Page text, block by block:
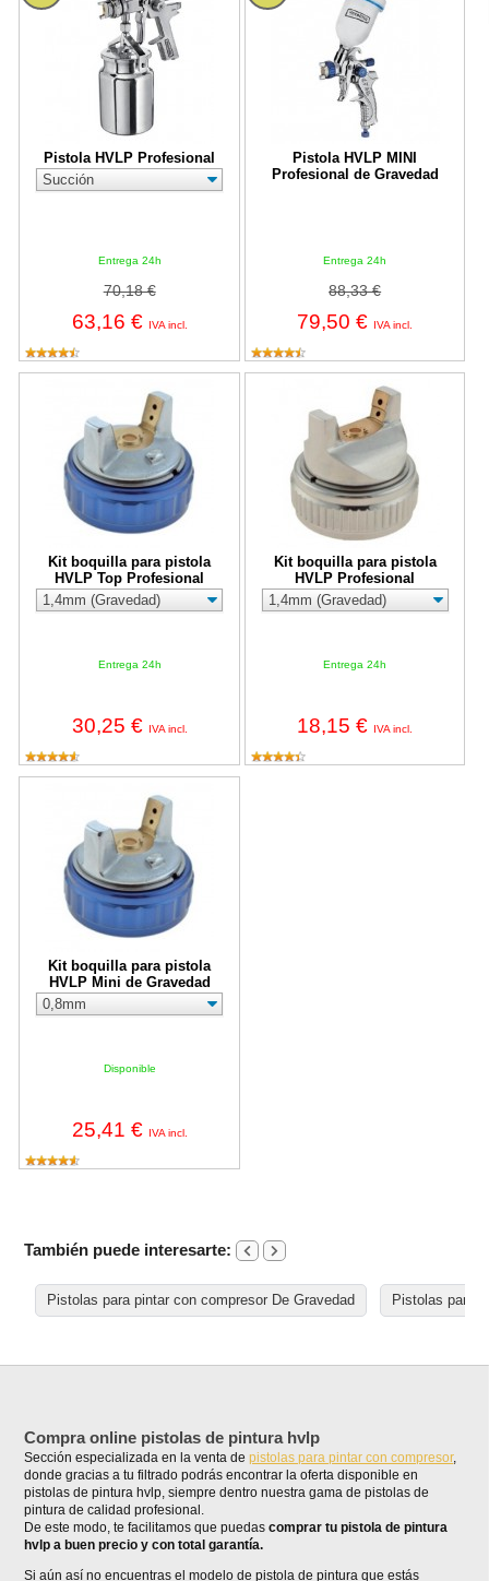
Pistola HVLP Profesional
Entrega 24h
70,18 €
63,16 € IVA incl.
Pistola HVLP MINI
Profesional de Gravedad
Entrega 24h
88,33 €
79,50 € IVA incl.
Kit boquilla para pistola
HVLP Top Profesional
Entrega 24h
30,25 € IVA incl.
Kit boquilla para pistola
HVLP Profesional
Entrega 24h
18,15 € IVA incl.
Kit boquilla para pistola HVLP
Kit boquilla para pistola
HVLP Mini de Gravedad
Disponible
25,41 € IVA incl.
También puede interesarte:
Pistolas para pintar con compresor De Gravedad Pistolas para
Compra online pistolas de pintura hvlp
Sección especializada en la venta depistolas para pintar con compresor,
donde gracias a tu filtrado podrás encontrar la oferta disponible en
pistolas de pintura hvlp, siempre dentro nuestra gama de pistolas de
pintura de calidad profesional.
De este modo, te facilitamos que puedascomprar tu pistola de pintura
hvlp a buen precio y con total garantía.
Si aún así no encuentras el modelo de pistola de pintura que estás